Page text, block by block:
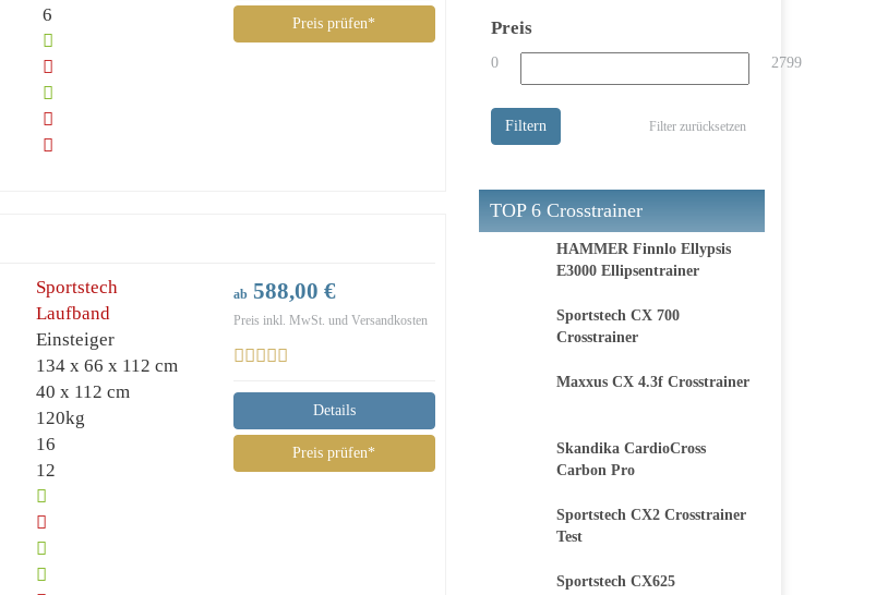
Preis prüfen*
6
ab 588,00 €
Preis inkl. MwSt. und Versandkosten
Details
Preis prüfen*
Sportstech
Laufband
Einsteiger
‎134 x 66 x 112 cm
40 x 112 cm
120kg
16
12
Preis
0 2799
Filter zurücksetzen
Filtern
TOP 6 Crosstrainer
HAMMER Finnlo Ellypsis
E3000 Ellipsentrainer
Sportstech CX 700
Crosstrainer
Maxxus CX 4.3f Crosstrainer
Skandika CardioCross
Carbon Pro
Sportstech CX2 Crosstrainer
Test
Sportstech CX625